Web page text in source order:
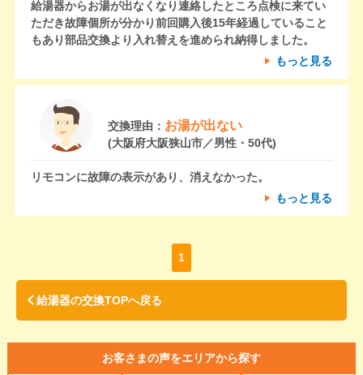
給湯器からお湯が出なくなり連絡したところ点検に来てい
ただき故障個所が分かり前回購入後15年経過していること
もあり部品交換より入れ替えを進められ納得しました。
もっと見る
交換理由： お湯が出ない
(大阪府大阪狭山市／男性・50代)
リモコンに故障の表示があり、消えなかった。
もっと見る
1
給湯器の交換TOPへ戻る
お客さまの声をエリアから探す